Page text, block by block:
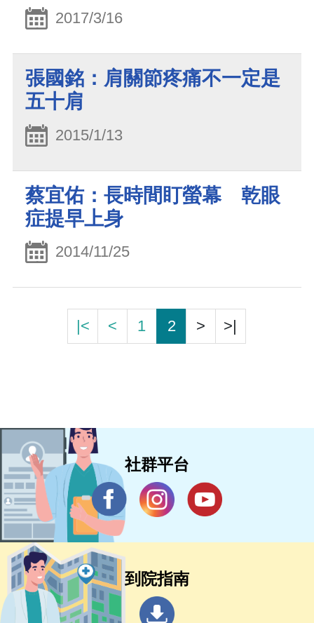
2017/3/16
張國銘：肩關節疼痛不一定是
五十肩
2015/1/13
蔡宜佑：長時間盯螢幕 乾眼
症提早上身
2014/11/25
|< < 1 2 > >|
社群平台
到院指南